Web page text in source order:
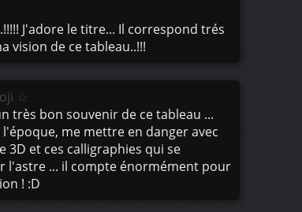
J'adore le titre... Il correspond trés
vision de ce tableau..!!!
☆
très bon souvenir de ce tableau ...
me mettre en danger avec
3D et ces calligraphies qui se
l'astre ... il compte énormément pour
! :D